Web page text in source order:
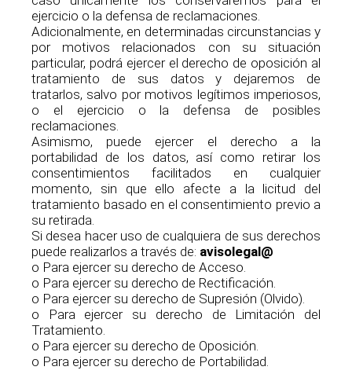
ejercicio o la defensa de reclamaciones.
Adicionalmente, en determinadas circunstancias y
por motivos relacionados con su situación
particular, podrá ejercer el derecho de oposición al
tratamiento de sus datos y dejaremos de
tratarlos, salvo por motivos legítimos imperiosos,
o el ejercicio o la defensa de posibles
reclamaciones.
Asimismo, puede ejercer el derecho a la
portabilidad de los datos, así como retirar los
consentimientos facilitados en cualquier
momento, sin que ello afecte a la licitud del
tratamiento basado en el consentimiento previo a
su retirada.
Si desea hacer uso de cualquiera de sus derechos
puede realizarlos a través de: avisolegal@
o Para ejercer su derecho de Acceso.
o Para ejercer su derecho de Rectificación.
o Para ejercer su derecho de Supresión (Olvido).
o Para ejercer su derecho de Limitación del
Tratamiento.
o Para ejercer su derecho de Oposición.
o Para ejercer su derecho de Portabilidad.